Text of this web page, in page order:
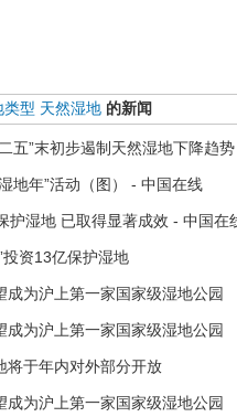
类型 天然湿地 的新闻
五”末初步遏制天然湿地下降趋势
地年”活动（图） - 中国在线
护湿地 已取得显著成效 - 中国在
投资13亿保护湿地
成为沪上第一家国家级湿地公园
成为沪上第一家国家级湿地公园
将于年内对外部分开放
成为沪上第一家国家级湿地公园